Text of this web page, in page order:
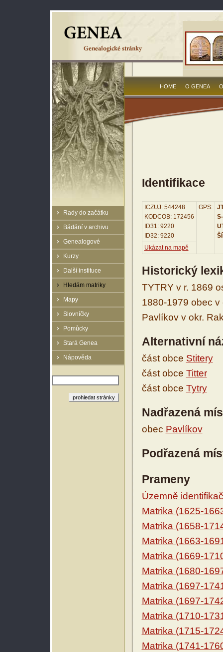
Rady do začátku
Bádání v archivu
Genealogové
Kurzy
Další instituce
Hledám matriky
Mapy
Slovníčky
Pomůcky
Stará Genea
Nápověda
HOME O GENEA
Identifikace
ICZUJ: 544248
KODCOB: 172456
ID31: 9220
ID32: 9220
GPS:
Ukázat na mapě
Historický
TYTRY v r. 1869
1880-1979 obec
Pavlíkov v okr.
Alternativní
část obce Stitery
část obce Titter
část obce Tytry
Nadřazená
obec Pavlíkov
Podřazená
Prameny
Územně
Matrika (1625-
Matrika (1658-
Matrika (1663-
Matrika (1669-
Matrika (1680-
Matrika (1697-
Matrika (1697-
Matrika (1710-
Matrika (1715-
Matrika (1741-